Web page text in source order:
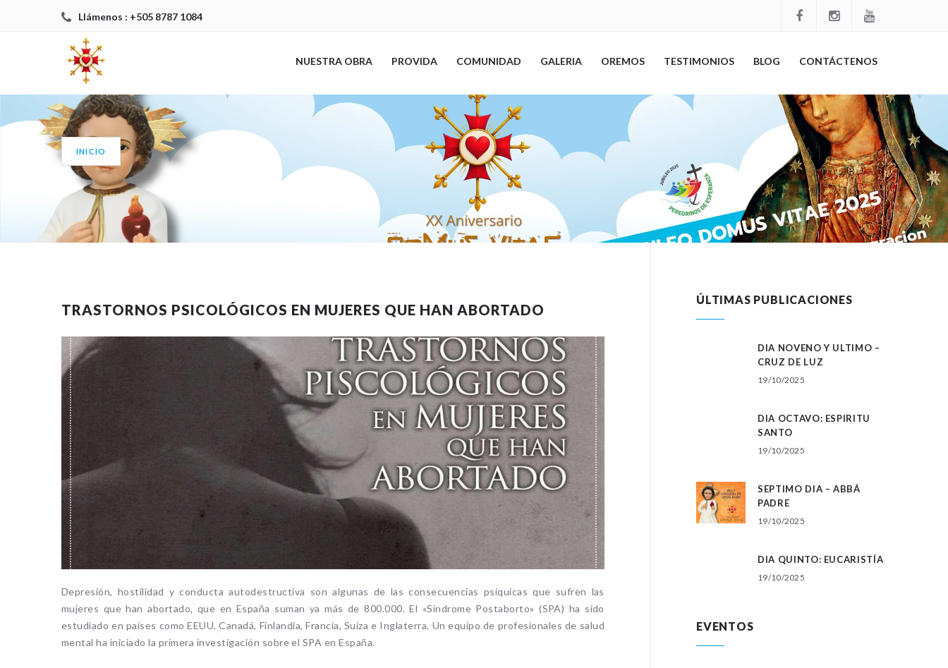
Llámenos : +505 8787 1084
NUESTRA OBRA PROVIDA COMUNIDAD GALERIA OREMOS TESTIMONIOS BLOG CONTÁCTENOS
INICIO
TRASTORNOS PSICOLÓGICOS EN MUJERES QUE HAN ABORTADO
Depresión, hostilidad y conducta autodestructiva son algunas de las consecuencias psíquicas que sufren las
mujeres que han abortado, que en España suman ya más de 800.000. El «Síndrome Postaborto» (SPA) ha sido
estudiado en países como EEUU, Canadá, Finlandia, Francia, Suiza e Inglaterra. Un equipo de profesionales de salud
mental ha iniciado la primera investigación sobre el SPA en España.
ÚLTIMAS PUBLICACIONES
DIA NOVENO Y ULTIMO –
CRUZ DE LUZ
19/10/2025
DIA OCTAVO: ESPIRITU
SANTO
19/10/2025
SEPTIMO DIA – ABBÁ
PADRE
19/10/2025
DIA QUINTO: EUCARISTÍA
19/10/2025
EVENTOS